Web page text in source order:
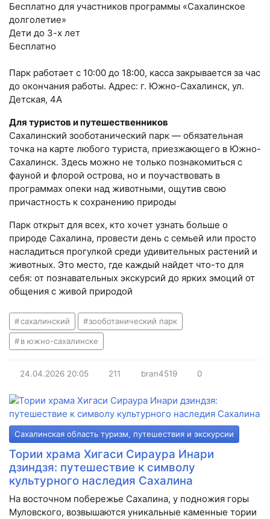
Бесплатно для участников программы «Сахалинское
долголетие»
Дети до 3-х лет
Бесплатно
Парк работает с 10:00 до 18:00, касса закрывается за час
до окончания работы. Адрес: г. Южно-Сахалинск, ул.
Детская, 4А
Для туристов и путешественников
Сахалинский зооботанический парк — обязательная
точка на карте любого туриста, приезжающего в Южно-
Сахалинск. Здесь можно не только познакомиться с
фауной и флорой острова, но и поучаствовать в
программах опеки над животными, ощутив свою
причастность к сохранению природы
Парк открыт для всех, кто хочет узнать больше о
природе Сахалина, провести день с семьей или просто
насладиться прогулкой среди удивительных растений и
животных. Это место, где каждый найдет что-то для
себя: от познавательных экскурсий до ярких эмоций от
общения с живой природой
сахалинский зооботанический парк
в южно-сахалинске
24.04.2026 20:05 211 bran4519 0
Сахалинская область туризм, путешествия и экскурсии
Тории храма Хигаси Сираура Инари
дзиндзя: путешествие к символу
культурного наследия Сахалина
На восточном побережье Сахалина, у подножия горы
Муловского, возвышаются уникальные каменные тории